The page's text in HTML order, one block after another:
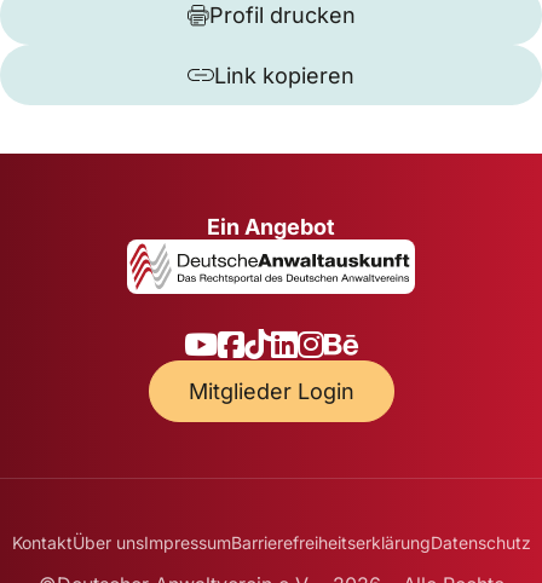
Profil drucken
Link kopieren
Ein Angebot
Mitglieder Login
KontaktÜber unsImpressumBarrierefreiheitserklärungDatenschutz